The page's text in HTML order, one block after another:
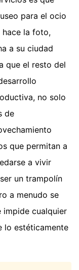
para el ocio
hace la foto,
a su ciudad
que el resto del
no solo
de
que permitan a
a vivir
un trampolín
a menudo se
impide cualquier
lo estéticamente